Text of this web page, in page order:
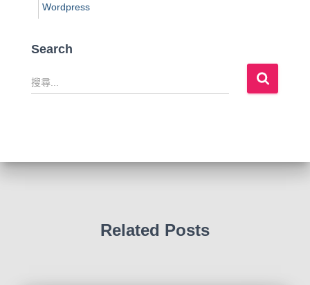
Wordpress
Search
搜
尋
Related Posts